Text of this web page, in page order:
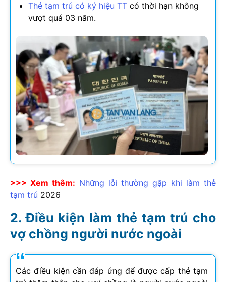
Thẻ tạm trú có ký hiệu TT có thời hạn không
vượt quá 03 năm.
>>> Xem thêm: Những lỗi thường gặp khi làm thẻ
tạm trú 2026
Điều kiện làm thẻ tạm trú cho
vợ chồng người nước ngoài
Các điều kiện cần đáp ứng để được cấp thẻ tạm